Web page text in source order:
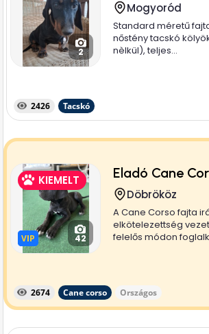
2
Mogyoród
Standard méretű
nőstény tacskó
nèlkül), teljes...
2426 Tacskó
KIEMELT
VIP
VIP 42
Eladó Cane
Döbrököz
A Cane Corso fajta
elkötelezettség
felelős módon
2674 Cane corso Országos